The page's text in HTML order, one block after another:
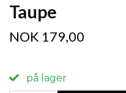
Taupe
NOK 179,00
på lager